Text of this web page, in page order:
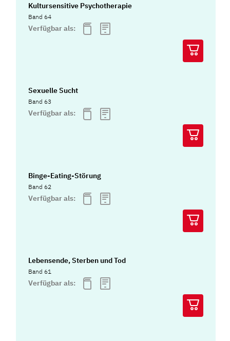
Kultursensitive Psychotherapie
Band 64
Verfügbar als:
Sexuelle Sucht
Band 63
Verfügbar als:
Binge-Eating-Störung
Band 62
Verfügbar als:
Lebensende, Sterben und Tod
Band 61
Verfügbar als: